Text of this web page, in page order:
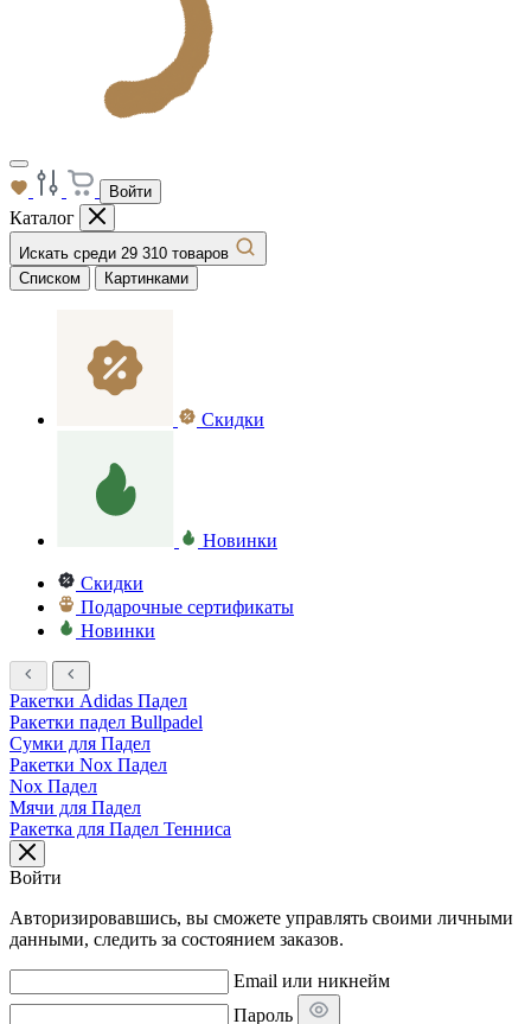
Войти
Каталог
Искать среди 29 310 товаров
Списком
Картинками
Скидки
Новинки
Скидки
Подарочные сертификаты
Новинки
Ракетки Adidas Падел
Ракетки падел Bullpadel
Сумки для Падел
Ракетки Nox Падел
Nox Падел
Мячи для Падел
Ракетка для Падел Тенниса
Войти
Авторизировавшись, вы сможете управлять своими личными
данными, следить за состоянием заказов.
Email или никнейм
Пароль